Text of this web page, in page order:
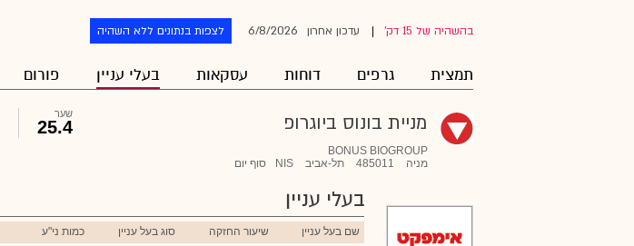
בהשהיה של 15 דק' עדכון אחרון 6/8/2026 לצפות בנתונים ללא השהיה
תמצית גרפים דוחות עסקאות בעלי עניין פורום
מניית בונוס ביוגרופ
BONUS BIOGROUP
מניה
485011 תל-אביב NIS סוף יום
שער
25.4
בעלי עניין
שם בעל עניין שיעור החזקה סוג בעל עניין כמות ני"ע